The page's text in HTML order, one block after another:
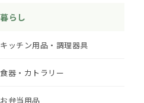
暮らし
キッチン用品・調理器具
食器・カトラリー
お弁当用品